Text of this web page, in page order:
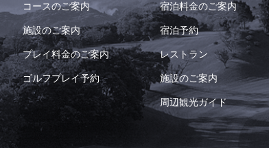
コースのご案内
施設のご案内
プレイ料金のご案内
ゴルフプレイ予約
宿泊料金のご案内
宿泊予約
レストラン
施設のご案内
周辺観光ガイド